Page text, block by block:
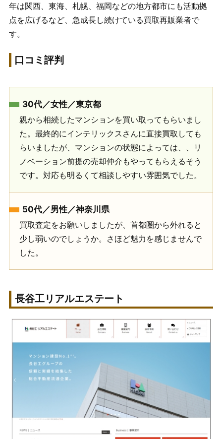
年は関西、東海、札幌、福岡などの地方都市にも活動拠
点を広げるなど、急成長し続けている買取再販業者で
す。
口コミ評判
30代／女性／東京都
親から相続したマンションを買い取ってもらいまし
た。最終的にインテリックスさんに直接買取しても
らいましたが、マンションの状態によっては、、リ
ノベーション前提の売却仲介もやってもらえるそう
です。対応も明るくて相談しやすい雰囲気でした。
50代／男性／神奈川県
買取査定をお願いしましたが、首都圏から外れると
少し弱いのでしょうか。さほど魅力を感じませんで
した。
長谷工リアルエステート